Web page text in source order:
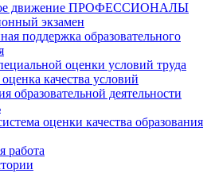
движение ПРОФЕССИОНАЛЫ
экзамен
поддержка образовательного
оценки условий труда
качества условий
образовательной деятельности
оценки качества образования
работа